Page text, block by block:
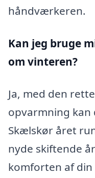
håndværkeren.
Kan jeg bruge
om vinteren?
Ja, med den
opvarmning kan
Skælskør året
nyde skiftende
komforten af